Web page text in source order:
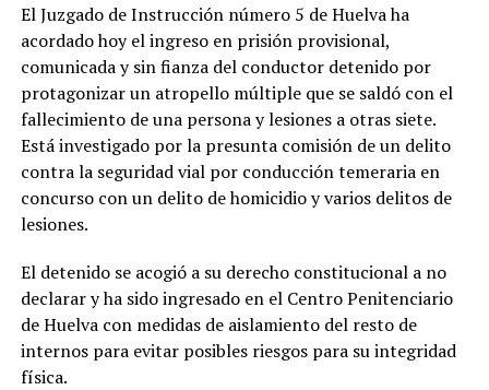
El Juzgado de Instrucción número 5 de Huelva ha
acordado hoy el ingreso en prisión provisional,
comunicada y sin fianza del conductor detenido por
protagonizar un atropello múltiple que se saldó con el
fallecimiento de una persona y lesiones a otras siete.
Está investigado por la presunta comisión de un delito
contra la seguridad vial por conducción temeraria en
concurso con un delito de homicidio y varios delitos de
lesiones.
El detenido se acogió a su derecho constitucional a no
declarar y ha sido ingresado en el Centro Penitenciario
de Huelva con medidas de aislamiento del resto de
internos para evitar posibles riesgos para su integridad
física.